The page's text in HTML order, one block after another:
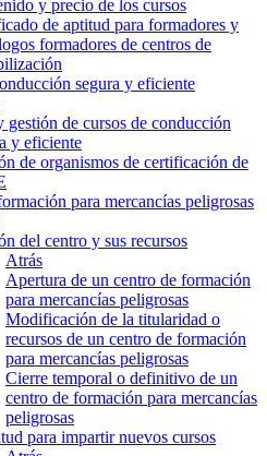
y precio de los cursos
de aptitud para formadores y
formadores de centros de
segura y eficiente
gestión de cursos de conducción
y eficiente
de organismos de certificación de
para mercancías peligrosas
del centro y sus recursos
Atrás
Apertura de un centro de formación
para mercancías peligrosas
Modificación de la titularidad o
recursos de un centro de formación
para mercancías peligrosas
Cierre temporal o definitivo de un
centro de formación para mercancías
peligrosas
para impartir nuevos cursos